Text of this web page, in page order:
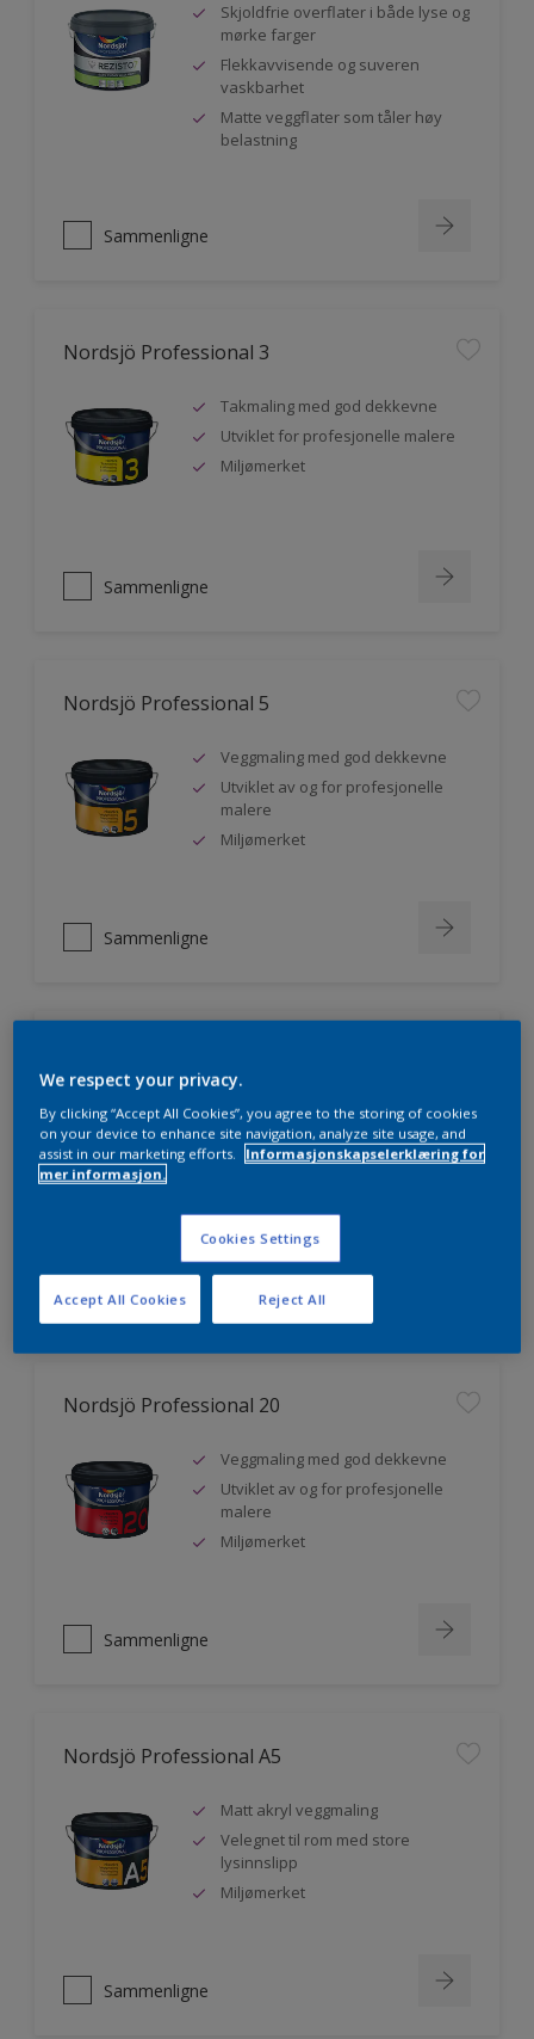
Skjoldfrie overflater i både lyse og
mørke farger
Flekkavvisende og suveren
vaskbarhet
Matte veggflater som tåler høy
belastning
Sammenligne
Nordsjö Professional 3
Takmaling med god dekkevne
Utviklet for profesjonelle malere
Miljømerket
Sammenligne
Nordsjö Professional 5
Veggmaling med god dekkevne
Utviklet av og for profesjonelle
malere
Miljømerket
Sammenligne
Utmerket dekkevne
Lett å påføre og fordele
Jevnere og finere finish, også i
Nordsjö Professional 20
Veggmaling med god dekkevne
Utviklet av og for profesjonelle
malere
Miljømerket
Sammenligne
Nordsjö Professional A5
Matt akryl veggmaling
Velegnet til rom med store
lysinnslipp
Miljømerket
Sammenligne
We respect your privacy.
By clicking “Accept All Cookies”, you agree to the storing of cookies
on your device to enhance site navigation, analyze site usage, and
assist in our marketing efforts.
Informasjonskapselerklæring for
mer informasjon.
Cookies Settings
Reject All
Accept All Cookies